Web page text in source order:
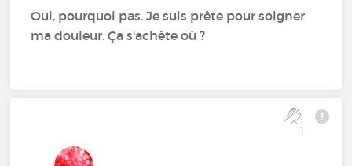
Oui, pourquoi pas. Je suis prête pour soigner
ma douleur. Ça s'achète où ?
1